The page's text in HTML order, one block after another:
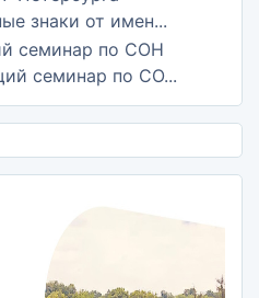
знаки от имен...
семинар по СО...